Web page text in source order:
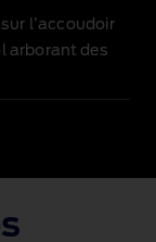
l’accoudoir
arborant des